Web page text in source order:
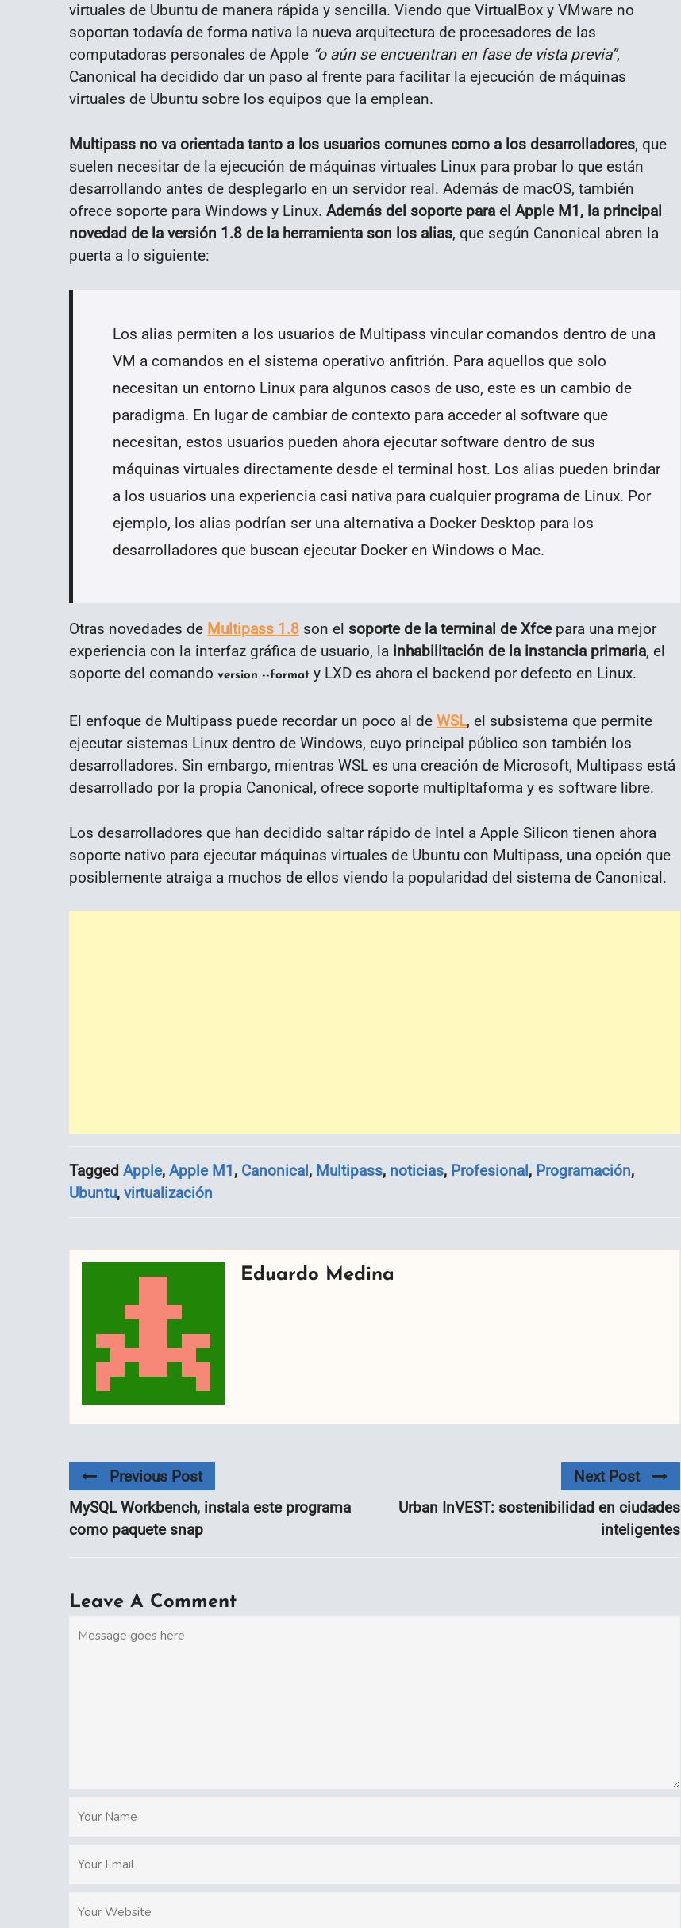
virtuales de Ubuntu de manera rápida y sencilla. Viendo que VirtualBox y VMware no
soportan todavía de forma nativa la nueva arquitectura de procesadores de las
computadoras personales de Apple “o aún se encuentran en fase de vista previa”,
Canonical ha decidido dar un paso al frente para facilitar la ejecución de máquinas
virtuales de Ubuntu sobre los equipos que la emplean.
Multipass no va orientada tanto a los usuarios comunes como a los desarrolladores, que
suelen necesitar de la ejecución de máquinas virtuales Linux para probar lo que están
desarrollando antes de desplegarlo en un servidor real. Además de macOS, también
ofrece soporte para Windows y Linux. Además del soporte para el Apple M1, la principal
novedad de la versión 1.8 de la herramienta son los alias, que según Canonical abren la
puerta a lo siguiente:
Los alias permiten a los usuarios de Multipass vincular comandos dentro de una
VM a comandos en el sistema operativo anfitrión. Para aquellos que solo
necesitan un entorno Linux para algunos casos de uso, este es un cambio de
paradigma. En lugar de cambiar de contexto para acceder al software que
necesitan, estos usuarios pueden ahora ejecutar software dentro de sus
máquinas virtuales directamente desde el terminal host. Los alias pueden brindar
a los usuarios una experiencia casi nativa para cualquier programa de Linux. Por
ejemplo, los alias podrían ser una alternativa a Docker Desktop para los
desarrolladores que buscan ejecutar Docker en Windows o Mac.
Otras novedades de Multipass 1.8 son el soporte de la terminal de Xfcepara una mejor
experiencia con la interfaz gráfica de usuario, la inhabilitación de la instancia primaria, el
soporte del comando version --format y LXD es ahora el backend por defecto en Linux.
El enfoque de Multipass puede recordar un poco al de WSL, el subsistema que permite
ejecutar sistemas Linux dentro de Windows, cuyo principal público son también los
desarrolladores. Sin embargo, mientras WSL es una creación de Microsoft, Multipass está
desarrollado por la propia Canonical, ofrece soporte multipltaforma y es software libre.
Los desarrolladores que han decidido saltar rápido de Intel a Apple Silicon tienen ahora
soporte nativo para ejecutar máquinas virtuales de Ubuntu con Multipass, una opción que
posiblemente atraiga a muchos de ellos viendo la popularidad del sistema de Canonical.
Tagged Apple, Apple M1 , Canonical, Multipass, noticias, Profesional, Programación,
Ubuntu, virtualización
Eduardo Medina
Previous Post
MySQL Workbench, instala este programa
como paquete snap
Next Post
Urban InVEST: sostenibilidad en ciudades
inteligentes
Leave A Comment